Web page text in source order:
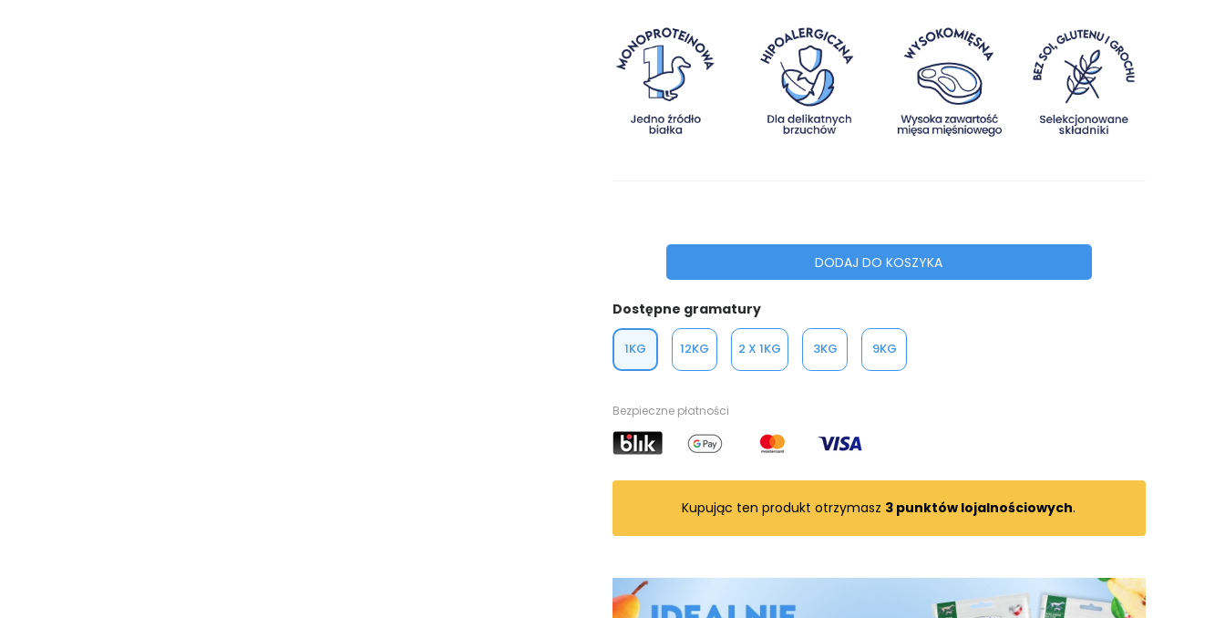
DODAJ DO KOSZYKA
Dostępne gramatury
1KG 12KG 2 X 1KG 3KG 9KG
Bezpieczne płatności
Kupując ten produkt otrzymasz 3 punktów lojalnościowych.